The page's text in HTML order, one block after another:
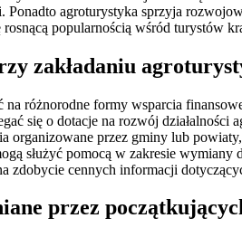
agroturystyka sprzyja
popularnością wśród
zakładaniu
różnorodne formy wsparcia
się o dotacje na rozwój
organizowane przez gminy lub
służyć pomocą w zakresie
zdobycie cennych informacji
przez